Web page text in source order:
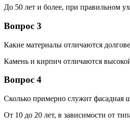
До 50 лет и более, при правильном
Вопрос 3
Какие материалы отличаются
Камень и кирпич отличаются
Вопрос 4
Сколько примерно служит фасадная
От 10 до 20 лет, в зависимости от